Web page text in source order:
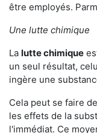
être employés.
Une lutte chimique
La lutte chimique
un seul résultat,
ingère une
Cela peut se faire
les effets de la
l'immédiat. Ce